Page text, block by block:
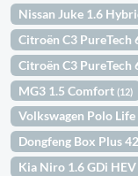
Nissan Juke 1.6
Citroën C3 PureTech
Citroën C3
MG3 1.5 Comfort(12)
Volkswagen Polo
Dongfeng Box Plus
Kia Niro 1.6 GDi